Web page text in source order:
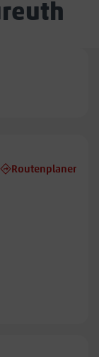
Routenplaner